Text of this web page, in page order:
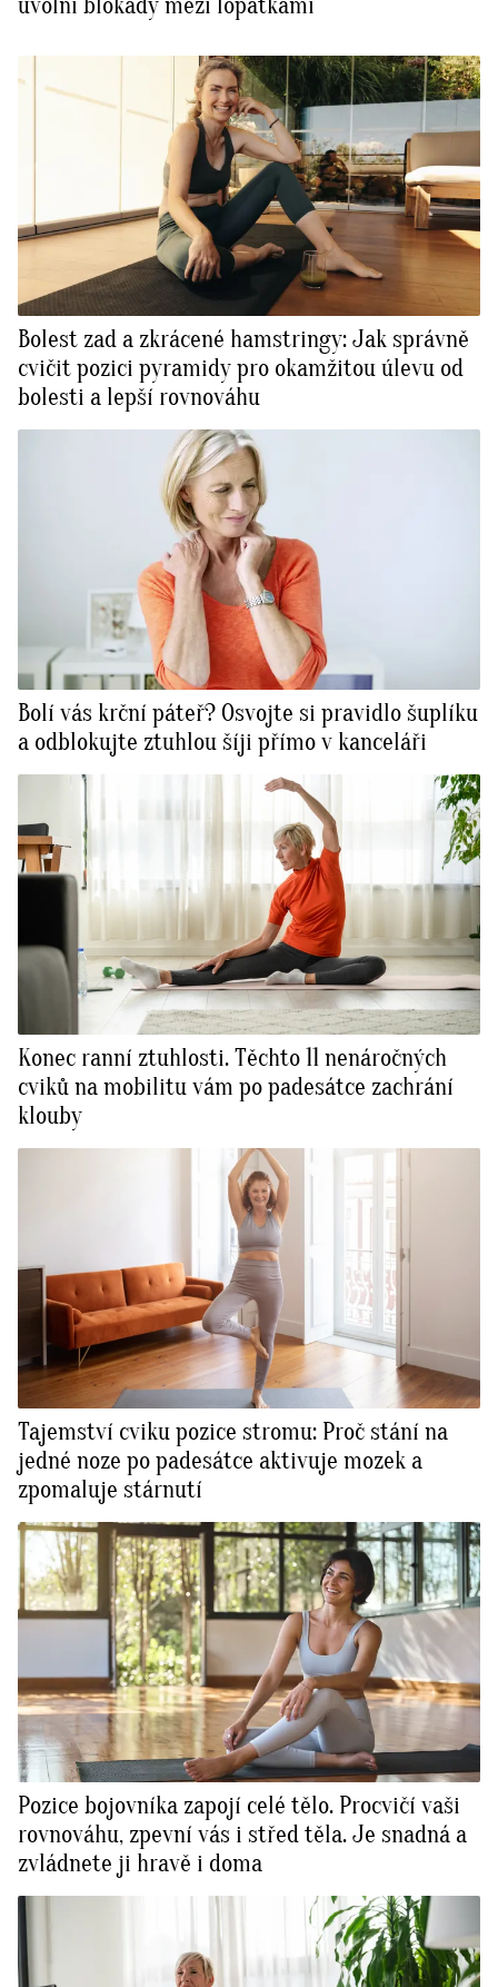
Bolest zad a zkrácené hamstringy: Jak správně
cvičit pozici pyramidy pro okamžitou úlevu od
bolesti a lepší rovnováhu
Bolí vás krční páteř? Osvojte si pravidlo šuplíku
a odblokujte ztuhlou šíji přímo v kanceláři
Konec ranní ztuhlosti. Těchto 11 nenáročných
cviků na mobilitu vám po padesátce zachrání
klouby
Tajemství cviku pozice stromu: Proč stání na
jedné noze po padesátce aktivuje mozek a
zpomaluje stárnutí
Pozice bojovníka zapojí celé tělo. Procvičí vaši
rovnováhu, zpevní vás i střed těla. Je snadná a
zvládnete ji hravě i doma